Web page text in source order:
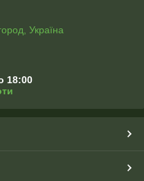
Україна
18:00